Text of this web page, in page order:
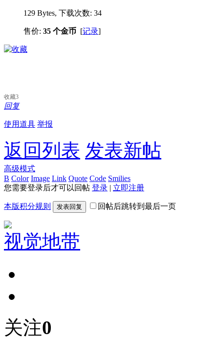
129 Bytes, 下载次数: 34
售价: 35 个金币 [记录]
收藏3
回复
使用道具 举报
返回列表 发表新帖
高级模式
B Color Image Link Quote Code Smilies
您需要登录后才可以回帖 登录 | 立即注册
本版积分规则 发表回复 回帖后跳转到最后一页
视觉地带
关注0